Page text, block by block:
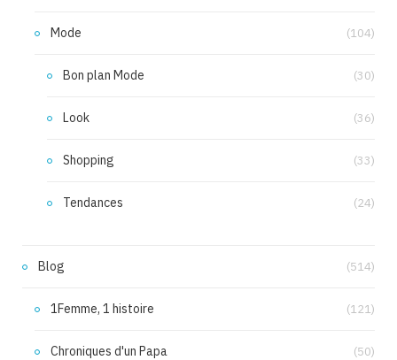
Mode (104)
Bon plan Mode (30)
Look (36)
Shopping (33)
Tendances (24)
Blog (514)
1Femme, 1 histoire (121)
Chroniques d'un Papa (50)